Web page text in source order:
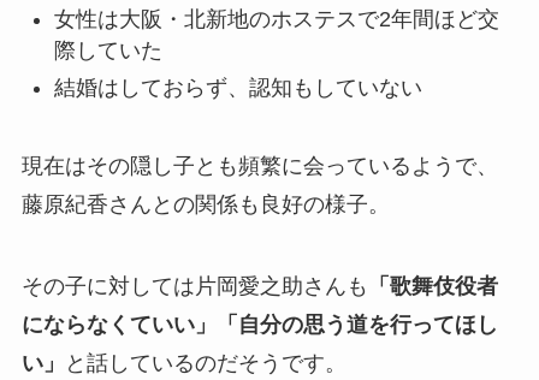
女性は大阪・北新地のホステスで2年間ほど交
際していた
結婚はしておらず、認知もしていない
現在はその隠し子とも頻繁に会っているようで、
藤原紀香さんとの関係も良好の様子。
その子に対しては片岡愛之助さんも
「歌舞伎役者
にならなくていい」「自分の思う道を行ってほし
い」
と話しているのだそうです。